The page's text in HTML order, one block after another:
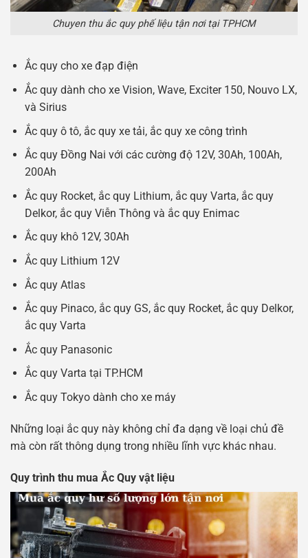
Chuyen thu ắc quy phế liệu tận nơi tại TPHCM
Ắc quy cho xe đạp điện
Ắc quy dành cho xe Vision, Wave, Exciter 150, Nouvo LX,
và Sirius
Ắc quy ô tô, ắc quy xe tải, ắc quy xe công trình
Ắc quy Đồng Nai với các cường độ 12V, 30Ah, 100Ah,
200Ah
Ắc quy Rocket, ắc quy Lithium, ắc quy Varta, ắc quy
Delkor, ắc quy Viễn Thông và ắc quy Enimac
Ắc quy khô 12V, 30Ah
Ắc quy Lithium 12V
Ắc quy Atlas
Ắc quy Pinaco, ắc quy GS, ắc quy Rocket, ắc quy Delkor,
ắc quy Varta
Ắc quy Panasonic
Ắc quy Varta tại TP.HCM
Ắc quy Tokyo dành cho xe máy
Những loại ắc quy này không chỉ đa dạng về loại chủ đề
mà còn rất thông dụng trong nhiều lĩnh vực khác nhau.
Quy trình thu mua Ắc Quy vật liệu